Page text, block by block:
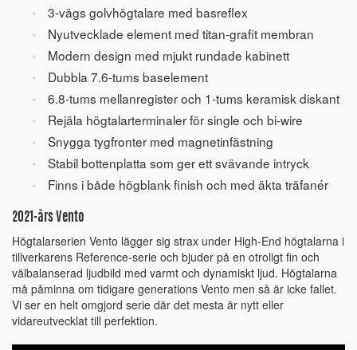
3-vägs golvhögtalare med basreflex
Nyutvecklade element med titan-grafit membran
Modern design med mjukt rundade kabinett
Dubbla 7.6-tums baselement
6.8-tums mellanregister och 1-tums keramisk diskant
Rejäla högtalarterminaler för single och bi-wire
Snygga tygfronter med magnetinfästning
Stabil bottenplatta som ger ett svävande intryck
Finns i både högblank finish och med äkta träfanér
2021-års Vento
Högtalarserien Vento lägger sig strax under High-End högtalarna i
tillverkarens Reference-serie och bjuder på en otroligt fin och
välbalanserad ljudbild med varmt och dynamiskt ljud. Högtalarna
må påminna om tidigare generations Vento men så är icke fallet.
Vi ser en helt omgjord serie där det mesta är nytt eller
vidareutvecklat till perfektion.